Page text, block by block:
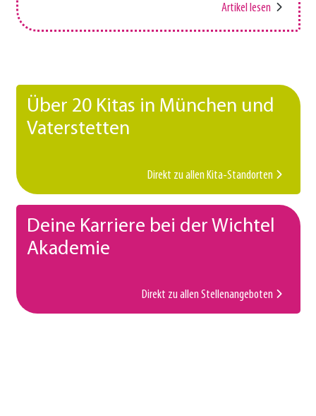
Artikel lesen
Über 20 Kitas in München und
Vaterstetten
Direkt zu allen Kita-Standorten
Deine Karriere bei der Wichtel
Akademie
Direkt zu allen Stellenangeboten